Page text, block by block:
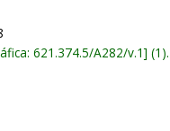
621.374.5/A282/v.1 (1).